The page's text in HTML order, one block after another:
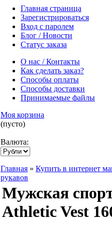
Главная страница
Зарегистрироваться
Вход с паролем
Блог / Новости
Статус заказа
О нас / Контакты
Как сделать заказ?
Способы оплаты
Способы доставки
Принимаемые файлы
Моя корзина
(пусто)
Валюта:
Главная » Купить в интернет
рукавов
Мужская
Athletic Vest